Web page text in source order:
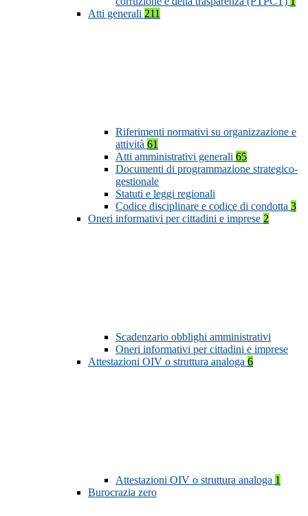
Atti generali 211
Riferimenti normativi su organizzazione e
attività 61
Atti amministrativi generali 65
Documenti di programmazione strategico-
gestionale
Statuti e leggi regionali
Codice disciplinare e codice di condotta 3
Oneri informativi per cittadini e imprese 2
Scadenzario obblighi amministrativi
Oneri informativi per cittadini e imprese
Attestazioni OIV o struttura analoga 6
Attestazioni OIV o struttura analoga 1
Burocrazia zero